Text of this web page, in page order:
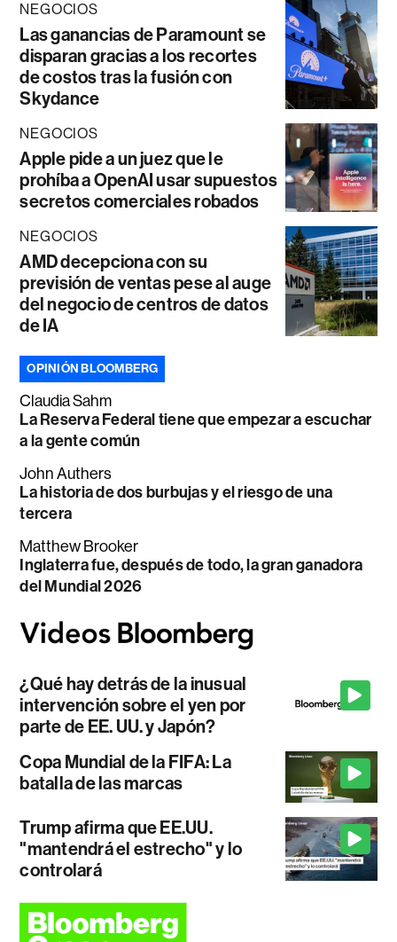
NEGOCIOS
Las ganancias de Paramount se
disparan gracias a los recortes
de costos tras la fusión con
Skydance
NEGOCIOS
Apple pide a un juez que le
prohíba a OpenAI usar supuestos
secretos comerciales robados
NEGOCIOS
AMD decepciona con su
previsión de ventas pese al auge
del negocio de centros de datos
de IA
OPINIÓN BLOOMBERG
Claudia Sahm
La Reserva Federal tiene que empezar a escuchar
a la gente común
John Authers
La historia de dos burbujas y el riesgo de una
tercera
Matthew Brooker
Inglaterra fue, después de todo, la gran ganadora
del Mundial 2026
¿Qué hay detrás de la inusual
intervención sobre el yen por
parte de EE. UU. y Japón?
Copa Mundial de la FIFA: La
batalla de las marcas
Trump afirma que EE.UU.
"mantendrá el estrecho" y lo
controlará